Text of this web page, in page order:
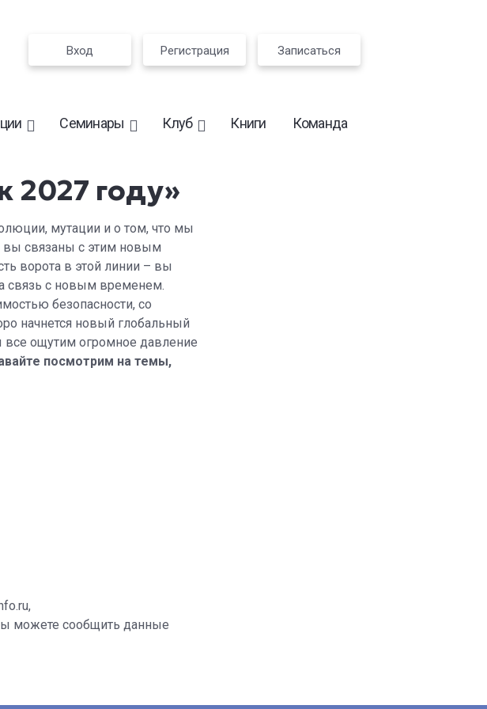
Вход Регистрация Записаться
Семинары Клуб Книги Команда
2027 году»
мутации и о том, что мы
вы связаны с этим новым
ворота в этой линии – вы
связь с новым временем.
безопасности, со
начнется новый глобальный
все ощутим огромное давление
посмотрим на темы,
можете сообщить данные